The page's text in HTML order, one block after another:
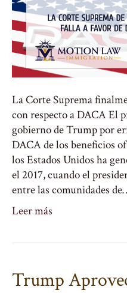
La Corte Suprema
con respecto a DACA El
gobierno de Trump por
DACA de los beneficios
los Estados Unidos ha
el 2017, cuando el
entre las comunidades
Leer más
Trump